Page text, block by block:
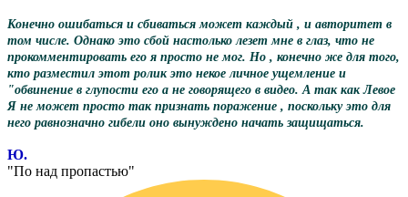
Конечно ошибаться и сбиваться может каждый , и авторитет в
том числе. Однако это сбой настолько лезет мне в глаз, что не
прокомментировать его я просто не мог. Но , конечно же для того,
кто разместил этот ролик это некое личное ущемление и
"обвинение в глупости его а не говорящего в видео. А так как Левое
Я не может просто так признать поражение , поскольку это для
него равнозначно гибели оно вынуждено начать защищаться.
Ю.
"По над пропастью"